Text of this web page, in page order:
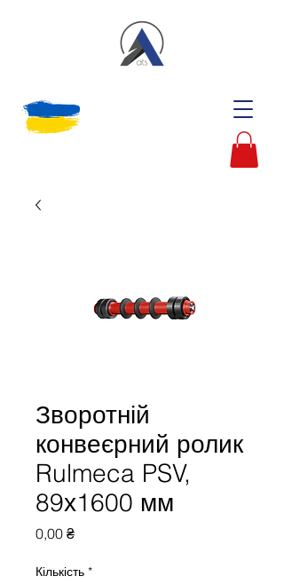
Зворотній
конвеєрний ролик
Rulmeca PSV,
89х1600 мм
0,00 ₴Ціна
Кількість *